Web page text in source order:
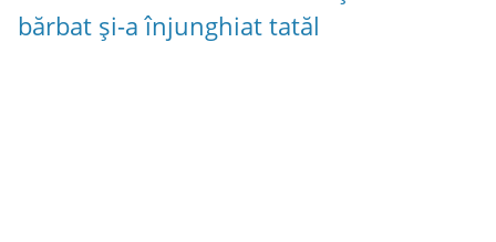
bărbat și-a înjunghiat tatăl